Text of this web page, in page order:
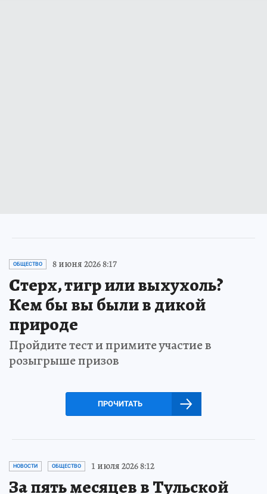
ОБЩЕСТВО 8 июня 2026 8:17
Стерх, тигр или выхухоль?
Кем бы вы были в дикой
природе
Пройдите тест и примите участие в
розыгрыше призов
ПРОЧИТАТЬ
НОВОСТИ ОБЩЕСТВО 1 июля 2026 8:12
За пять месяцев в Тульской